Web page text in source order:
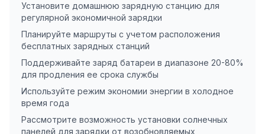
Установите домашнюю зарядную станцию для
регулярной экономичной зарядки
Планируйте маршруты с учетом расположения
бесплатных зарядных станций
Поддерживайте заряд батареи в диапазоне 20-80%
для продления ее срока службы
Используйте режим экономии энергии в холодное
время года
Рассмотрите возможность установки солнечных
панелей для зарядки от возобновляемых